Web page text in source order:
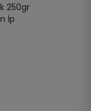
250gr
İp